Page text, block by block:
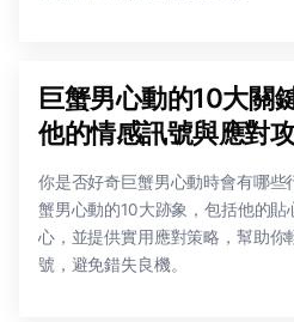
巨蟹男心動的10大關
他的情感訊號與應對
你是否好奇巨蟹男心動時會有哪些
蟹男心動的10大跡象，包括他的
心，並提供實用應對策略，幫助你
號，避免錯失良機。